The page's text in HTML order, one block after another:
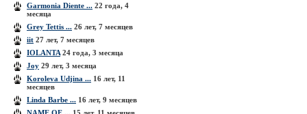
Garmonia Diente ... 22 года, 4
месяца
Grey Tettis ... 26 лет, 7 месяцев
iit 27 лет, 7 месяцев
IOLANTA 24 года, 3 месяца
Joy 29 лет, 3 месяца
Koroleva Udjina ... 16 лет, 11
месяцев
Linda Barbe ... 16 лет, 9 месяцев